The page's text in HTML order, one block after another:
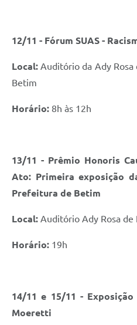
12/11 - Fórum SUAS -
Local:Auditório da Ady
Betim
Horário: 8h às 12h
13/11 - Prêmio Honoris
Ato: Primeira exposição
Prefeitura de Betim
Local: Auditório Ady Rosa de
Horário: 19h
14/11 e 15/11 -
Moeretti